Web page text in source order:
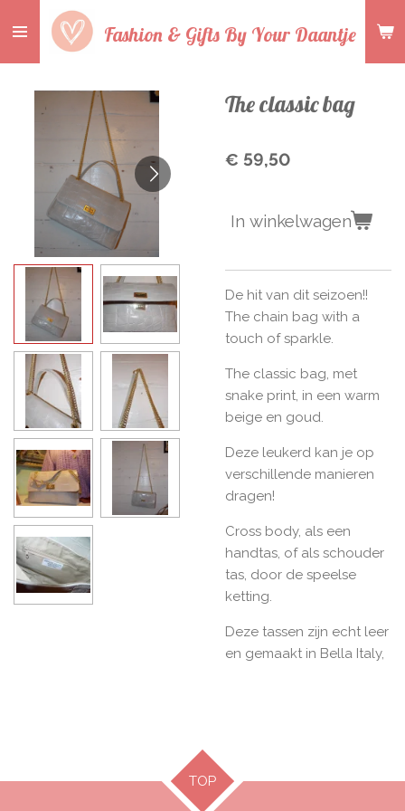
direct
naar
hoofdinhoud
Fashion & Gifts By Your Daantje
The classic bag
€ 59,50
In winkelwagen
De hit van dit seizoen!!
The chain bag with a
touch of sparkle.
The classic bag, met
snake print, in een warm
beige en goud.
Deze leukerd kan je op
verschillende manieren
dragen!
Cross body, als een
handtas, of als schouder
tas, door de speelse
ketting.
Deze tassen zijn echt leer
en gemaakt in Bella Italy,
TOP